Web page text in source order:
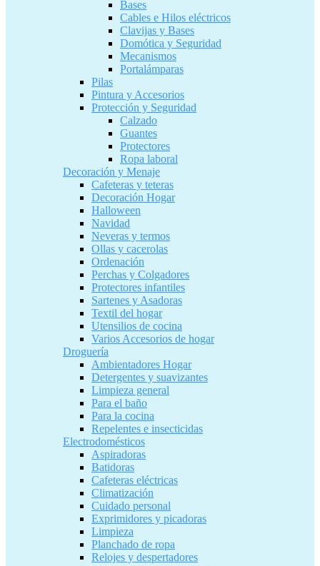
Bases
Cables e Hilos eléctricos
Clavijas y Bases
Domótica y Seguridad
Mecanismos
Portalámparas
Pilas
Pintura y Accesorios
Protección y Seguridad
Calzado
Guantes
Protectores
Ropa laboral
Decoración y Menaje
Cafeteras y teteras
Decoración Hogar
Halloween
Navidad
Neveras y termos
Ollas y cacerolas
Ordenación
Perchas y Colgadores
Protectores infantiles
Sartenes y Asadoras
Textil del hogar
Utensilios de cocina
Varios Accesorios de hogar
Droguería
Ambientadores Hogar
Detergentes y suavizantes
Limpieza general
Para el baño
Para la cocina
Repelentes e insecticidas
Electrodomésticos
Aspiradoras
Batidoras
Cafeteras eléctricas
Climatización
Cuidado personal
Exprimidores y picadoras
Limpieza
Planchado de ropa
Relojes y despertadores